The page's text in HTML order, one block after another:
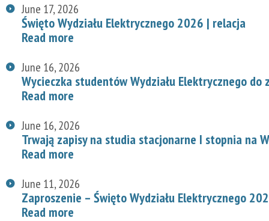
June 17, 2026
Święto Wydziału Elektrycznego 2026 | relacja
Read more
June 16, 2026
Wycieczka studentów Wydziału Elektrycznego
Read more
June 16, 2026
Trwają zapisy na studia stacjonarne I stopnia na
Read more
June 11, 2026
Zaproszenie – Święto Wydziału Elektrycznego
Read more